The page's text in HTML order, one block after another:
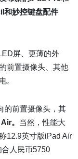
和妙控键盘配件
屏、更薄的外
前置摄像头、其他
。
的前置摄像头，其
。 当然，性能大
12.9英寸版iPad Air
人民币5750